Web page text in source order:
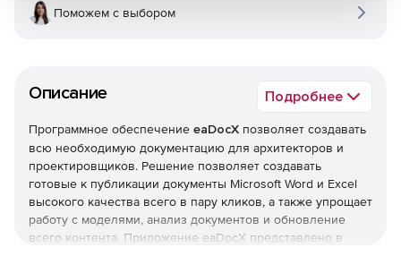
Описание Подробнее
Программное обеспечение eaDocX позволяет создавать
всю необходимую документацию для архитекторов и
проектировщиков. Решение позволяет создавать
готовые к публикации документы Microsoft Word и Excel
высокого качества всего в пару кликов, а также упрощает
работу с моделями, анализ документов и обновление
всего контента. Приложение eaDocX представлено в
Поможем с выбором